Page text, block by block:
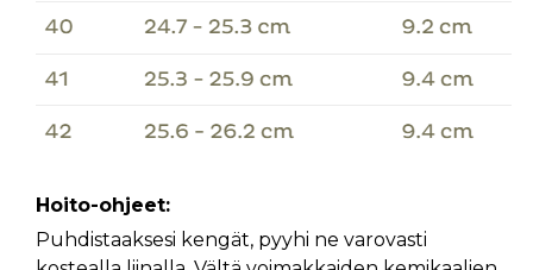
Hoito-ohjeet:
Puhdistaaksesi kengät, pyyhi ne varovasti